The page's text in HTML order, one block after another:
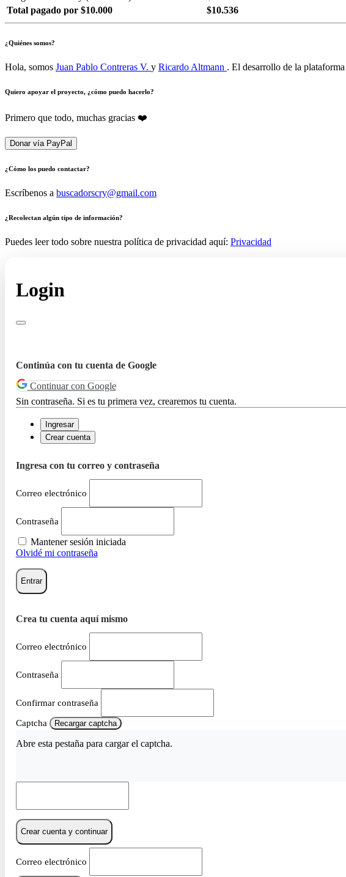
Total pagado por $10.000
$10.536
¿Quiénes somos?
Hola, somos Juan Pablo Contreras V. y Ricardo Altmann . El desarrollo de la
Quiero apoyar el proyecto, ¿cómo puedo hacerlo?
Primero que todo, muchas gracias ❤️
Donar vía PayPal
¿Cómo los puedo contactar?
Escríbenos a buscadorscry@gmail.com
¿Recolectan algún tipo de información?
Puedes leer todo sobre nuestra política de privacidad aquí: Privacidad
Login
Continúa con tu cuenta de Google
Continuar con Google
Sin contraseña. Si es tu primera vez, crearemos tu cuenta.
Ingresar
Crear cuenta
Ingresa con tu correo y contraseña
Correo electrónico
Contraseña
Mantener sesión iniciada
Olvidé mi contraseña
Entrar
Crea tu cuenta aquí mismo
Correo electrónico
Contraseña
Confirmar contraseña
Captcha Recargar captcha
Abre esta pestaña para cargar el captcha.
Crear cuenta y continuar
Correo electrónico